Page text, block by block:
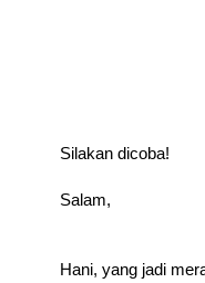
Silakan dicoba!
Salam,
Hani, yang jadi